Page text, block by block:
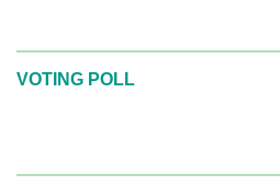
VOTING POLL